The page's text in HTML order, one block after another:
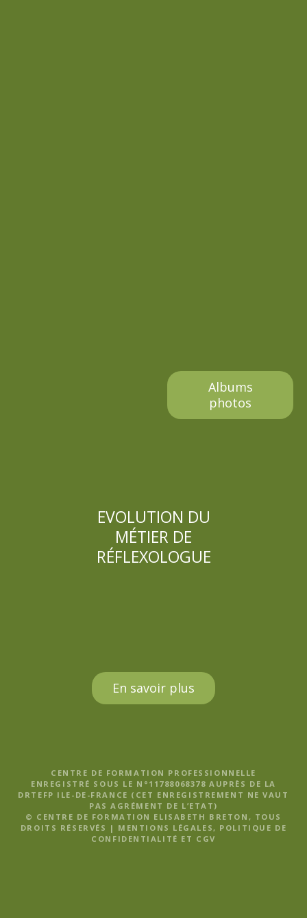
Albums
photos
EVOLUTION DU
MÉTIER DE
RÉFLEXOLOGUE
En savoir plus
CENTRE DE FORMATION PROFESSIONNELLE
ENREGISTRÉ SOUS LE N°11788068378 AUPRÈS DE LA
DRTEFP ILE-DE-FRANCE (CET ENREGISTREMENT NE VAUT
PAS AGRÉMENT DE L’ETAT)
© CENTRE DE FORMATION ELISABETH BRETON, TOUS
DROITS RÉSERVÉS | MENTIONS LÉGALES, POLITIQUE DE
CONFIDENTIALITÉ ET CGV